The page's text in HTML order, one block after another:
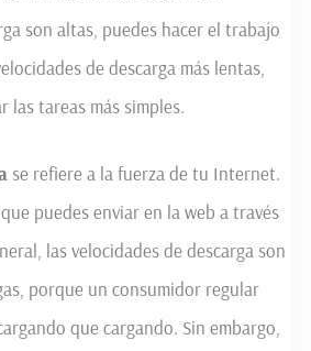
son altas, puedes hacer el trabajo
de descarga más lentas,
las tareas más simples.
se refiere a la fuerza de tu Internet.
puedes enviar en la web a través
las velocidades de descarga son
porque un consumidor regular
que cargando. Sin embargo,